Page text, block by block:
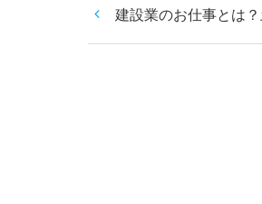
建設業のお仕事とは